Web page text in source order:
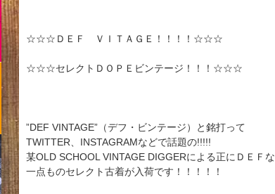
☆☆☆ＤＥＦ ＶＩＴＡＧＥ！！！！☆☆☆
☆☆☆セレクトＤＯＰＥビンテージ！！！☆☆☆
”DEF VINTAGE”（デフ・ビンテージ）と銘打って
TWITTER、INSTAGRAMなどで話題の!!!!!
某OLD SCHOOL VINTAGE DIGGERによる正にＤＥＦな
一点ものセレクト古着が入荷です！！！！！